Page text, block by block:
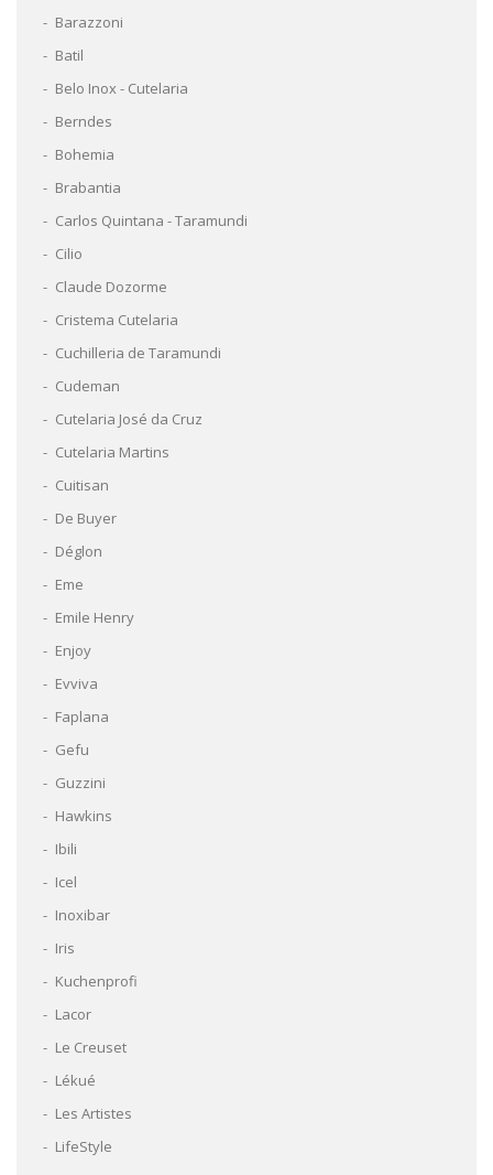
Barazzoni
Batil
Belo Inox - Cutelaria
Berndes
Bohemia
Brabantia
Carlos Quintana - Taramundi
Cilio
Claude Dozorme
Cristema Cutelaria
Cuchilleria de Taramundi
Cudeman
Cutelaria José da Cruz
Cutelaria Martins
Cuitisan
De Buyer
Déglon
Eme
Emile Henry
Enjoy
Evviva
Faplana
Gefu
Guzzini
Hawkins
Ibili
Icel
Inoxibar
Iris
Kuchenprofi
Lacor
Le Creuset
Lékué
Les Artistes
LifeStyle